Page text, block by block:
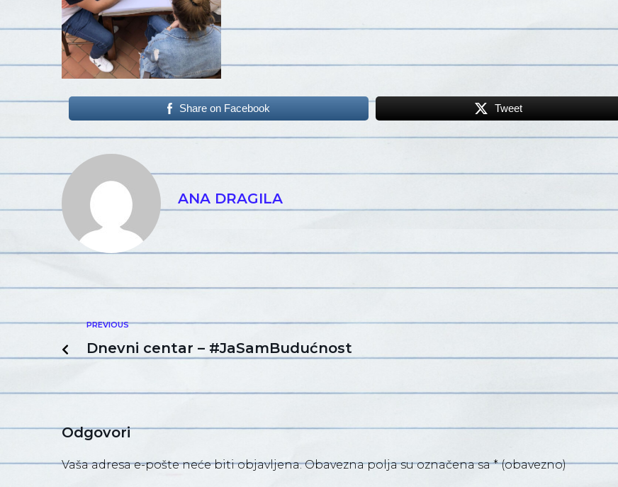
Share on Facebook Tweet
ANA DRAGILA
PREVIOUS
Dnevni centar – #JaSamBudućnost
Odgovori
Vaša adresa e-pošte neće biti objavljena. Obavezna polja su označena sa* (obavezno)